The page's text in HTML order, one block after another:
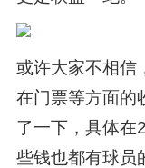
或许大家不相信
在门票等方面的
了一下，具体在
些钱也都有球员